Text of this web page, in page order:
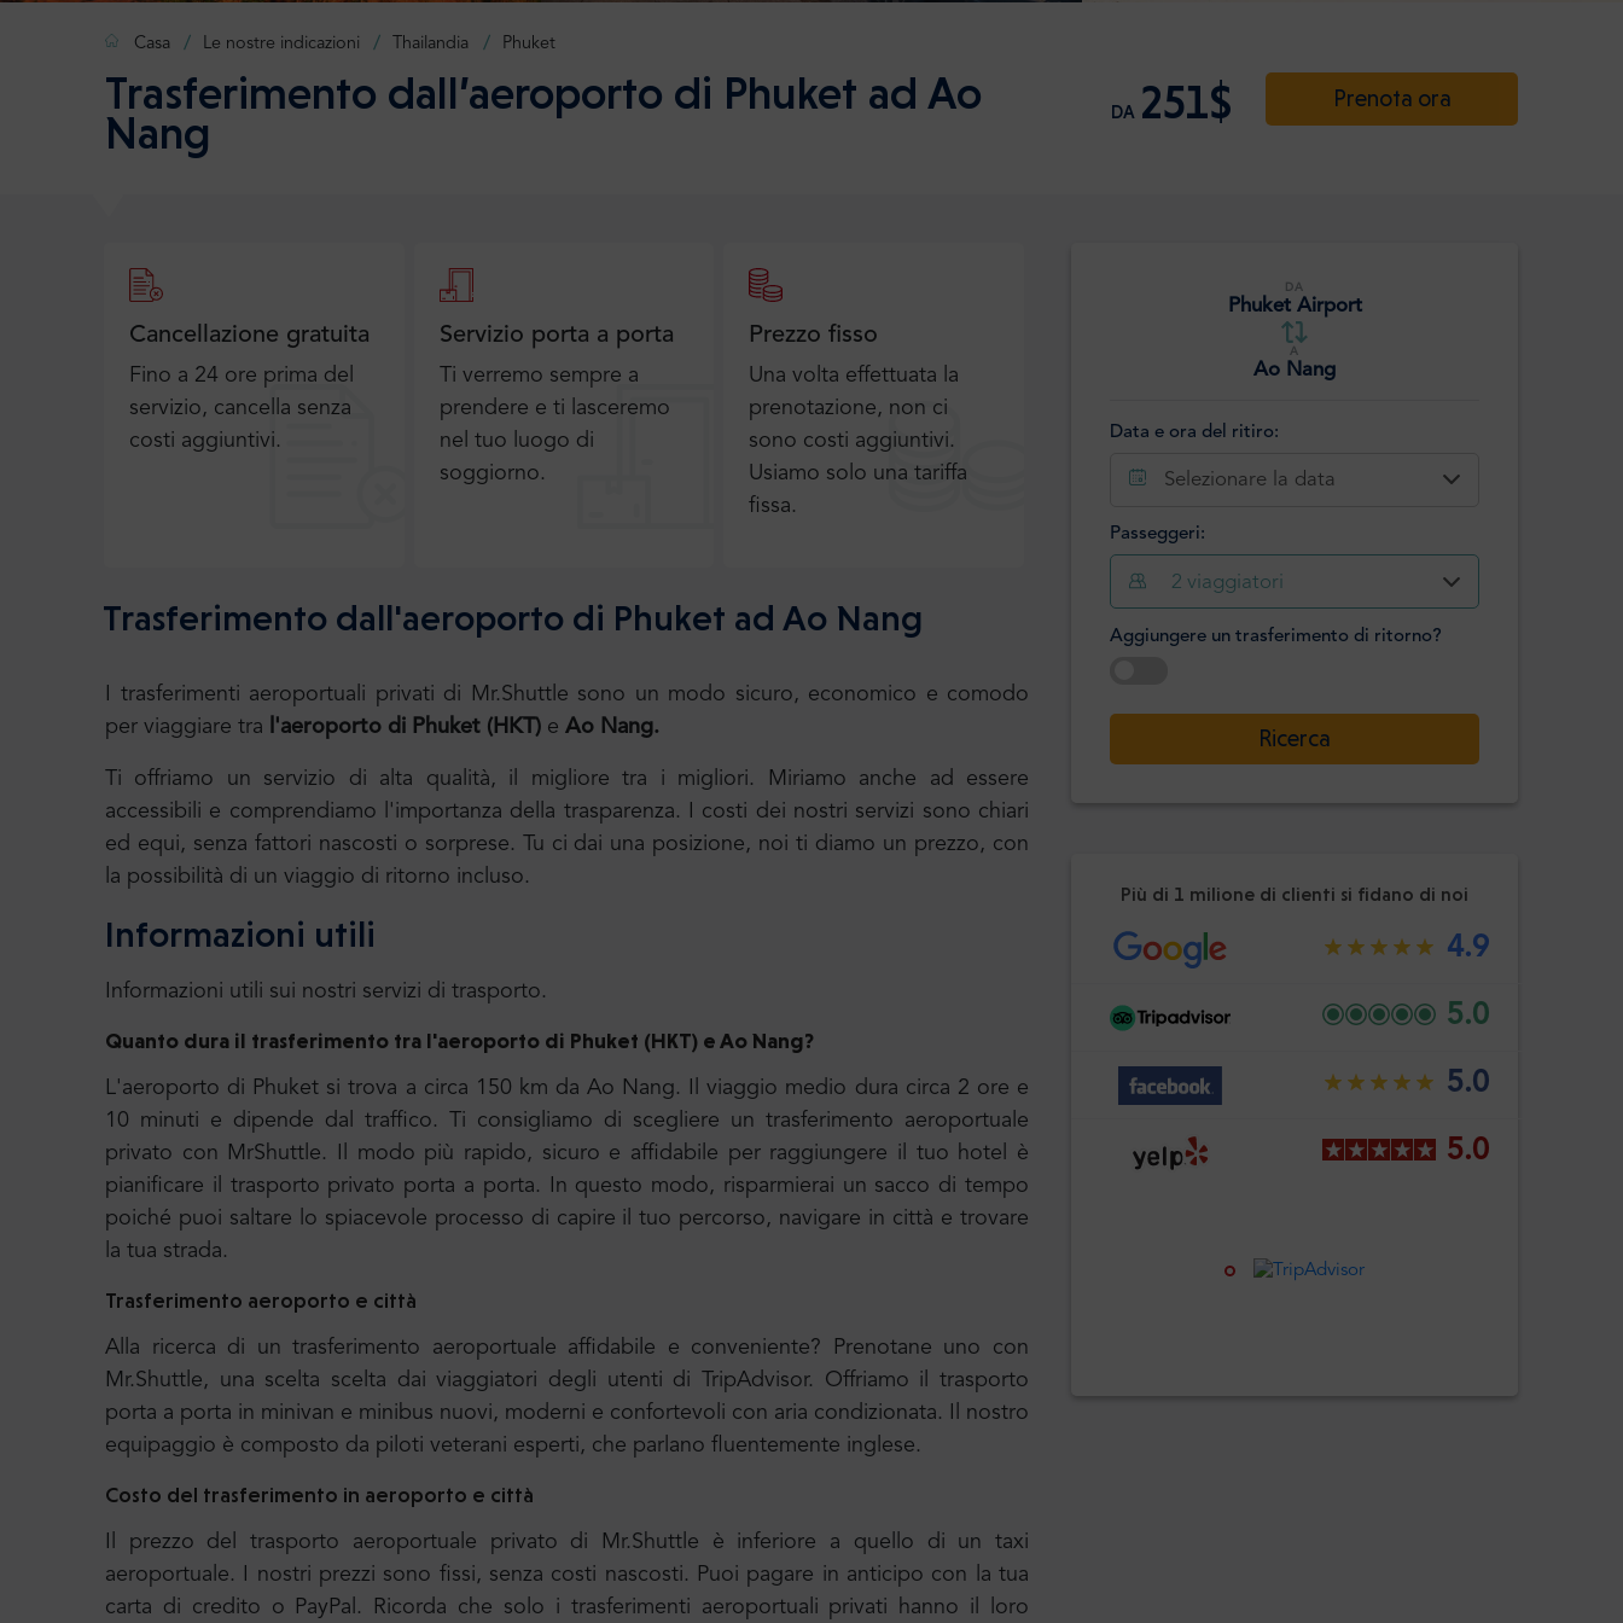
Casa Le nostre indicazioni Thailandia Phuket
Trasferimento dall’aeroporto di Phuket ad Ao
Nang DA 251$ Prenota ora
DA
Phuket Airport
A
Ao Nang
Data e ora del ritiro:
Selezionare la data
Ora
:
Minuto
Confermare
Passeggeri:
2 viaggiatori
Aggiungere un trasferimento di ritorno?
Ricerca
Più di 1 milione di clienti si fidano di noi
4.9
5.0
5.0
5.0
Cancellazione gratuita
Fino a 24 ore prima del
servizio, cancella senza
costi aggiuntivi.
Servizio porta a porta
Ti verremo sempre a
prendere e ti lasceremo
nel tuo luogo di
soggiorno.
Prezzo fisso
Una volta effettuata la
prenotazione, non ci
sono costi aggiuntivi.
Usiamo solo una tariffa
fissa.
Trasferimento dall'aeroporto di Phuket ad Ao Nang
I trasferimenti aeroportuali privati di Mr.Shuttle sono un modo sicuro, economico e comodo
per viaggiare tra
l'aeroporto di Phuket (HKT) e Ao Nang.
Ti offriamo un servizio di alta qualità, il migliore tra i migliori. Miriamo anche ad essere
accessibili e comprendiamo l'importanza della trasparenza. I costi dei nostri servizi sono chiari
ed equi, senza fattori nascosti o sorprese. Tu ci dai una posizione, noi ti diamo un prezzo, con
la possibilità di un viaggio di ritorno incluso.
Informazioni utili
Informazioni utili sui nostri servizi di trasporto.
Quanto dura il trasferimento tra l'aeroporto di Phuket (HKT) e Ao Nang?
L'aeroporto di Phuket si trova a circa 150 km da Ao Nang. Il viaggio medio dura circa 2 ore e
10 minuti e dipende dal traffico. Ti consigliamo di scegliere un trasferimento aeroportuale
privato con MrShuttle. Il modo più rapido, sicuro e affidabile per raggiungere il tuo hotel è
pianificare il trasporto privato porta a porta. In questo modo, risparmierai un sacco di tempo
poiché puoi saltare lo spiacevole processo di capire il tuo percorso, navigare in città e trovare
la tua strada.
Trasferimento aeroporto e città
Alla ricerca di un trasferimento aeroportuale affidabile e conveniente? Prenotane uno con
Mr.Shuttle, una scelta scelta dai viaggiatori degli utenti di TripAdvisor. Offriamo il trasporto
porta a porta in minivan e minibus nuovi, moderni e confortevoli con aria condizionata. Il nostro
equipaggio è composto da piloti veterani esperti, che parlano fluentemente inglese.
Costo del trasferimento in aeroporto e città
Il prezzo del trasporto aeroportuale privato di Mr.Shuttle è inferiore a quello di un taxi
aeroportuale. I nostri prezzi sono fissi, senza costi nascosti. Puoi pagare in anticipo con la tua
carta di credito o PayPal. Ricorda che solo i trasferimenti aeroportuali privati hanno il loro